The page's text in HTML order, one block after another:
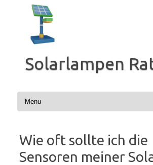
springen
Solarlampen
Wie oft sollte ich die
Sensoren meiner